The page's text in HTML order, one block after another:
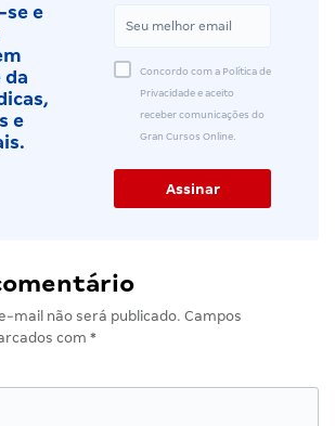
se e
da
e
Concordo com a Política de
Privacidade e aceito
receber comunicações do
Gran Cursos Online.
mail não será publicado. Campos
com *